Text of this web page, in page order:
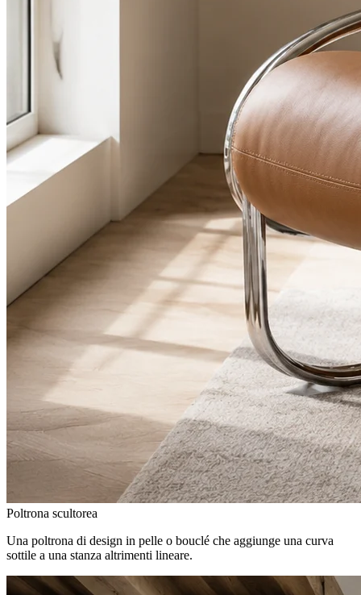
Poltrona scultorea
Una poltrona di design in pelle o bouclé che aggiunge una curva
sottile a una stanza altrimenti lineare.